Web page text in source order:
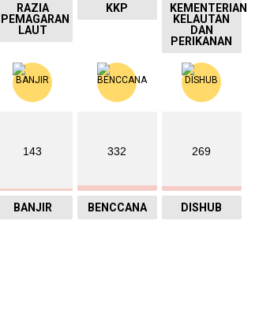
RAZIA
PEMAGARAN
LAUT
KKP
KEMENTERIAN
KELAUTAN
DAN
PERIKANAN
143
BANJIR
332
BENCCANA
269
DISHUB